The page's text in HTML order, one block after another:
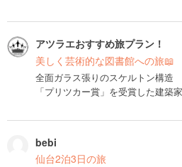
アツラエおすすめ旅プラン！
美しく芸術的な図書館への旅📖
全面ガラス張りのスケルトン構造
「プリツカー賞」を受賞した建築
bebi
仙台2泊3日の旅